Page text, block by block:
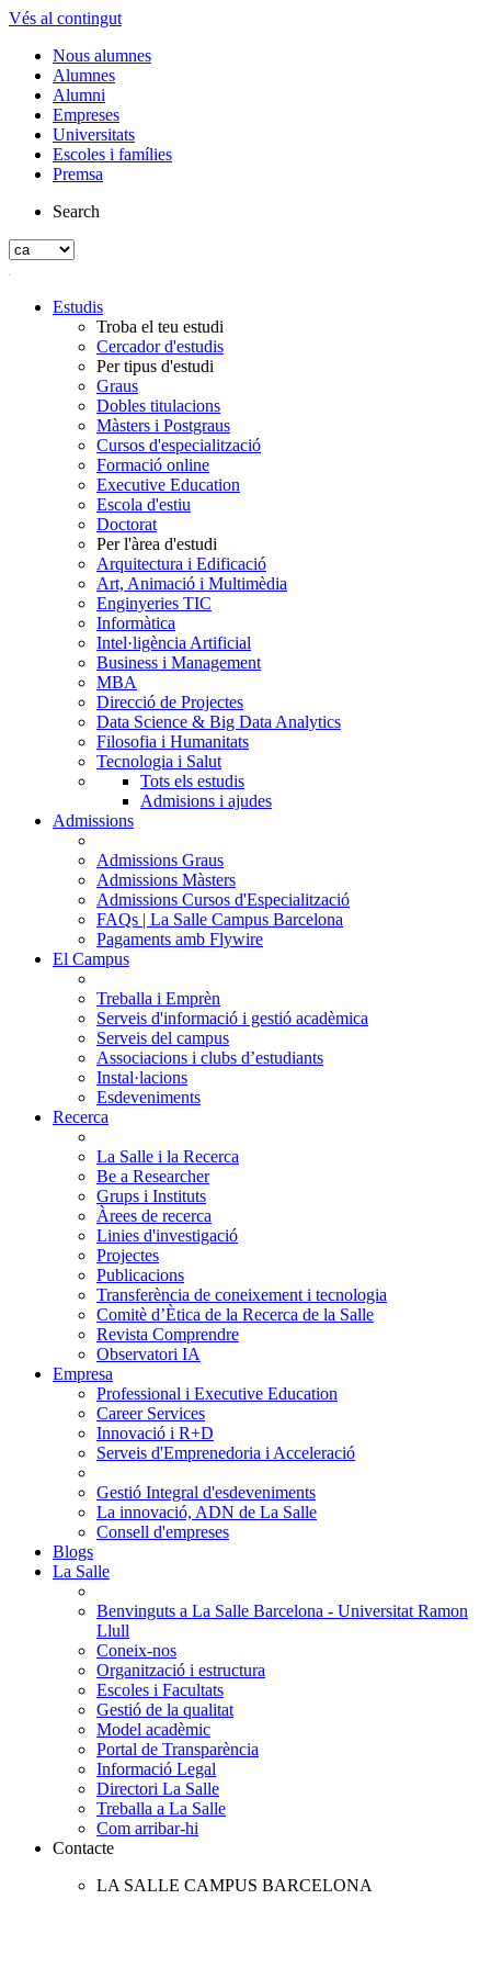
Vés al contingut
Nous alumnes
Alumnes
Alumni
Empreses
Universitats
Escoles i famílies
Premsa
Search
Estudis
Troba el teu estudi
Cercador d'estudis
Per tipus d'estudi
Graus
Dobles titulacions
Màsters i Postgraus
Cursos d'especialització
Formació online
Executive Education
Escola d'estiu
Doctorat
Per l'àrea d'estudi
Arquitectura i Edificació
Art, Animació i Multimèdia
Enginyeries TIC
Informàtica
Intel·ligència Artificial
Business i Management
MBA
Direcció de Projectes
Data Science & Big Data Analytics
Filosofia i Humanitats
Tecnologia i Salut
Tots els estudis
Admisions i ajudes
Admissions
Admissions Graus
Admissions Màsters
Admissions Cursos d'Especialització
FAQs | La Salle Campus Barcelona
Pagaments amb Flywire
El Campus
Treballa i Emprèn
Serveis d'informació i gestió acadèmica
Serveis del campus
Associacions i clubs d’estudiants
Instal·lacions
Esdeveniments
Recerca
La Salle i la Recerca
Be a Researcher
Grups i Instituts
Àrees de recerca
Linies d'investigació
Projectes
Publicacions
Transferència de coneixement i tecnologia
Comitè d’Ètica de la Recerca de la Salle
Revista Comprendre
Observatori IA
Empresa
Professional i Executive Education
Career Services
Innovació i R+D
Serveis d'Emprenedoria i Acceleració
Gestió Integral d'esdeveniments
La innovació, ADN de La Salle
Consell d'empreses
Blogs
La Salle
Benvinguts a La Salle Barcelona - Universitat Ramon
Llull
Coneix-nos
Organització i estructura
Escoles i Facultats
Gestió de la qualitat
Model acadèmic
Portal de Transparència
Informació Legal
Directori La Salle
Treballa a La Salle
Com arribar-hi
Contacte
LA SALLE CAMPUS BARCELONA